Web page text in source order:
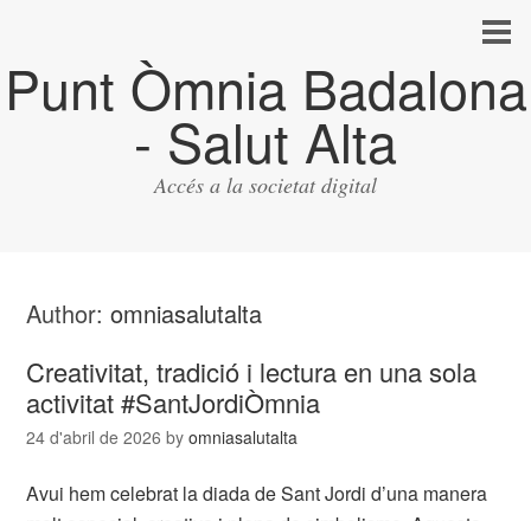
Punt Òmnia Badalona
- Salut Alta
Accés a la societat digital
Author:omniasalutalta
Creativitat, tradició i lectura en una sola
activitat #SantJordiÒmnia
24 d'abril de 2026 byomniasalutalta
Avui hem celebrat la diada de Sant Jordi d’una manera